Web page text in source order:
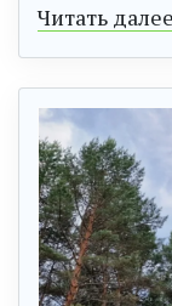
Читать далее